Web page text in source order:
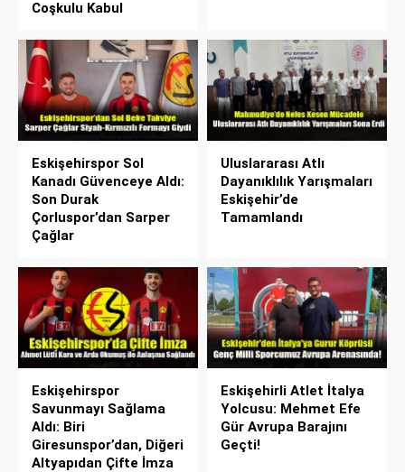
Coşkulu Kabul
Eskişehirspor Sol
Kanadı Güvenceye Aldı:
Son Durak
Çorluspor’dan Sarper
Çağlar
Uluslararası Atlı
Dayanıklılık Yarışmaları
Eskişehir’de
Tamamlandı
Eskişehirspor
Savunmayı Sağlama
Aldı: Biri
Giresunspor’dan, Diğeri
Altyapıdan Çifte İmza
Eskişehirli Atlet İtalya
Yolcusu: Mehmet Efe
Gür Avrupa Barajını
Geçti!